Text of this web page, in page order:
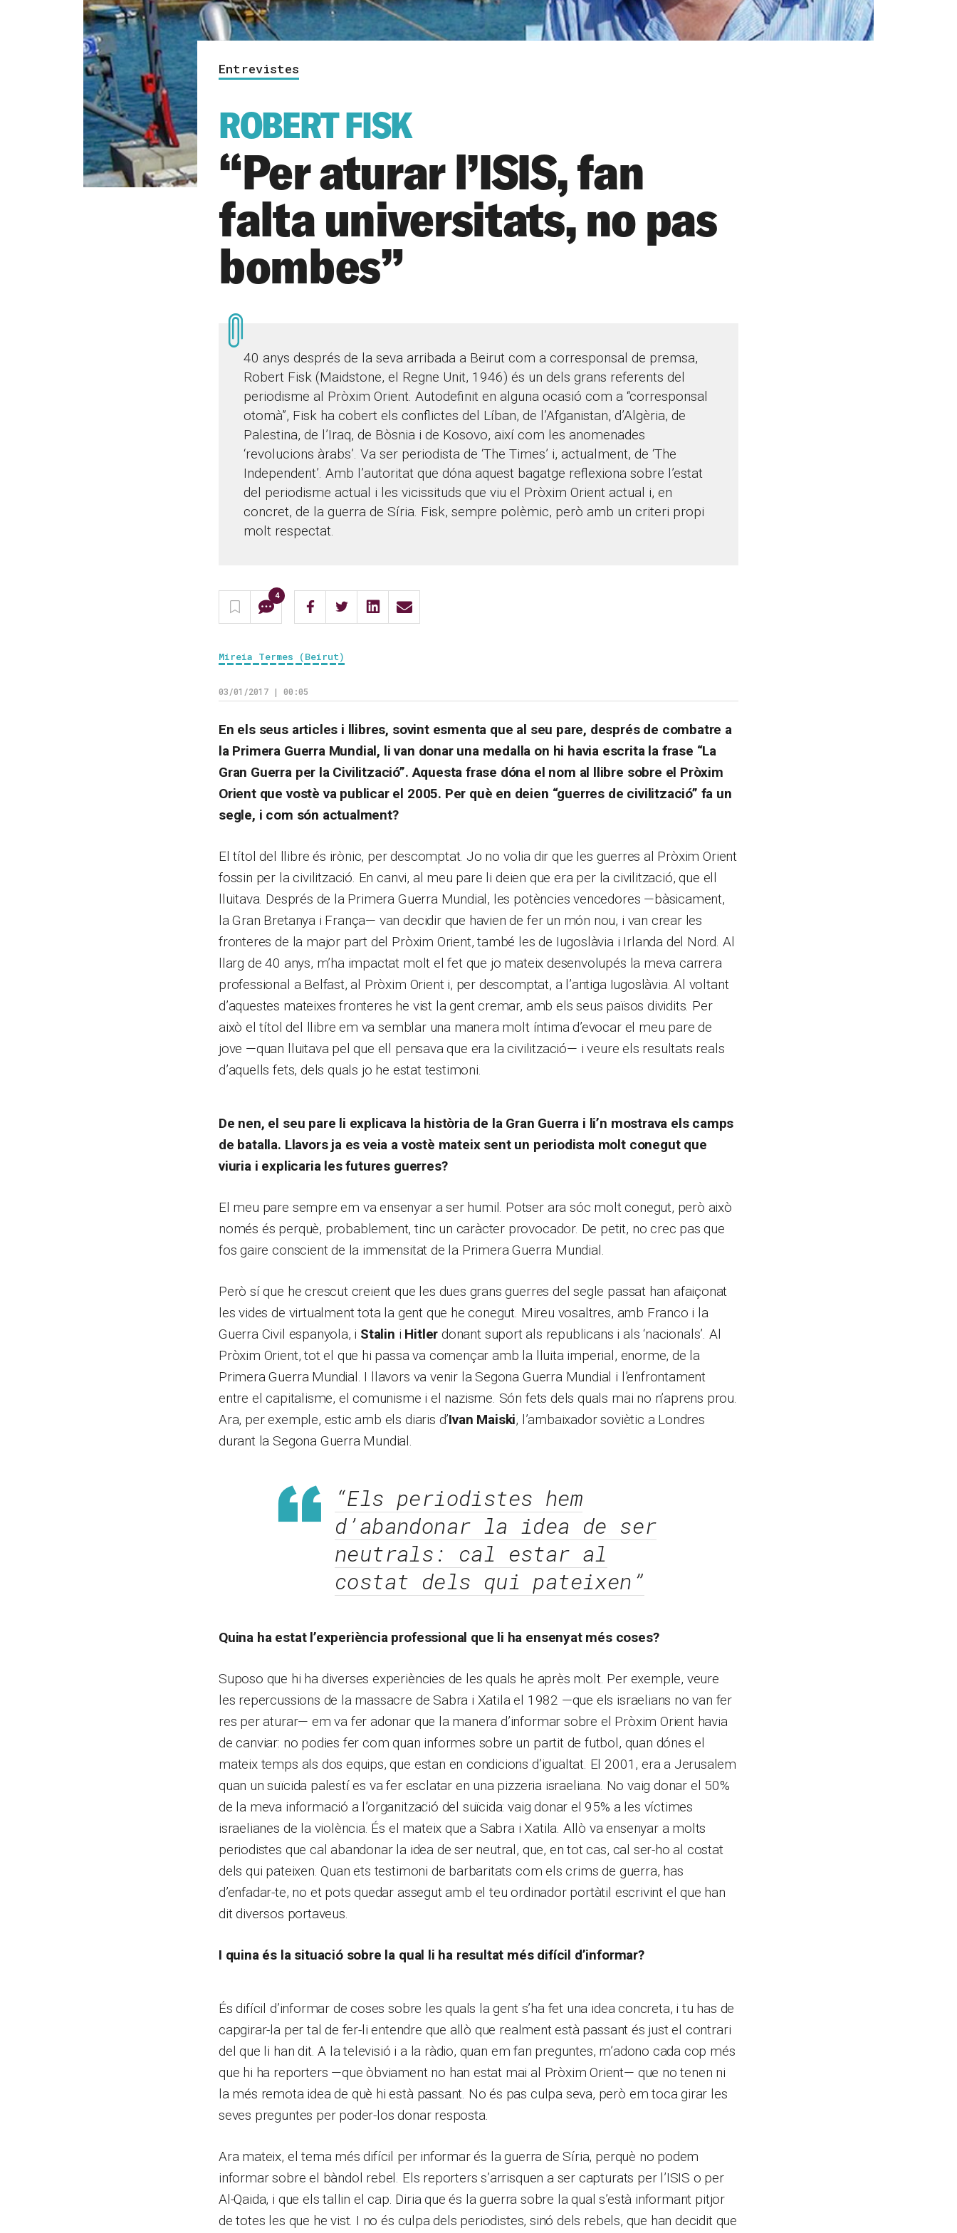
Entrevistes
ROBERT FISK
“Per aturar l’ISIS, fan
falta universitats, no pas
bombes”
40 anys després de la seva arribada a Beirut com a corresponsal de premsa,
Robert Fisk (Maidstone, el Regne Unit, 1946) és un dels grans referents del
periodisme al Pròxim Orient. Autodefinit en alguna ocasió com a “corresponsal
otomà”, Fisk ha cobert els conflictes del Líban, de l’Afganistan, d’Algèria, de
Palestina, de l’Iraq, de Bòsnia i de Kosovo, així com les anomenades
‘revolucions àrabs’. Va ser periodista de ‘The Times’ i, actualment, de ‘The
Independent’. Amb l’autoritat que dóna aquest bagatge reflexiona sobre l’estat
del periodisme actual i les vicissituds que viu el Pròxim Orient actual i, en
concret, de la guerra de Síria. Fisk, sempre polèmic, però amb un criteri propi
molt respectat.
4
Mireia Termes (Beirut)
03/01/2017 | 00:05
En els seus articles i llibres, sovint esmenta que al seu pare, després de combatre a
la Primera Guerra Mundial, li van donar una medalla on hi havia escrita la frase “La
Gran Guerra per la Civilització”. Aquesta frase dóna el nom al llibre sobre el Pròxim
Orient que vostè va publicar el 2005. Per què en deien “guerres de civilització” fa un
segle, i com són actualment?
El títol del llibre és irònic, per descomptat. Jo no volia dir que les guerres al Pròxim Orient
fossin per la civilització. En canvi, al meu pare li deien que era per la civilització, que ell
lluitava. Després de la Primera Guerra Mundial, les potències vencedores —bàsicament,
la Gran Bretanya i França— van decidir que havien de fer un món nou, i van crear les
fronteres de la major part del Pròxim Orient, també les de Iugoslàvia i Irlanda del Nord. Al
llarg de 40 anys, m’ha impactat molt el fet que jo mateix desenvolupés la meva carrera
professional a Belfast, al Pròxim Orient i, per descomptat, a l’antiga Iugoslàvia. Al voltant
d’aquestes mateixes fronteres he vist la gent cremar, amb els seus països dividits. Per
això el títol del llibre em va semblar una manera molt íntima d’evocar el meu pare de
jove —quan lluitava pel que ell pensava que era la civilització— i veure els resultats reals
d’aquells fets, dels quals jo he estat testimoni.
De nen, el seu pare li explicava la història de la Gran Guerra i li’n mostrava els camps
de batalla. Llavors ja es veia a vostè mateix sent un periodista molt conegut que
viuria i explicaria les futures guerres?
El meu pare sempre em va ensenyar a ser humil. Potser ara sóc molt conegut, però això
només és perquè, probablement, tinc un caràcter provocador. De petit, no crec pas que
fos gaire conscient de la immensitat de la Primera Guerra Mundial.
Però sí que he crescut creient que les dues grans guerres del segle passat han afaiçonat
les vides de virtualment tota la gent que he conegut. Mireu vosaltres, amb Franco i la
Guerra Civil espanyola, i Stalin i Hitler donant suport als republicans i als ‘nacionals’. Al
Pròxim Orient, tot el que hi passa va començar amb la lluita imperial, enorme, de la
Primera Guerra Mundial. I llavors va venir la Segona Guerra Mundial i l’enfrontament
entre el capitalisme, el comunisme i el nazisme. Són fets dels quals mai no n’aprens prou.
Ara, per exemple, estic amb els diaris d’Ivan Maiski, l’ambaixador soviètic a Londres
durant la Segona Guerra Mundial.
“Els periodistes hem
d’abandonar la idea de ser
neutrals: cal estar al
costat dels qui pateixen”
Quina ha estat l’experiència professional que li ha ensenyat més coses?
Suposo que hi ha diverses experiències de les quals he après molt. Per exemple, veure
les repercussions de la massacre de Sabra i Xatila el 1982 —que els israelians no van fer
res per aturar— em va fer adonar que la manera d’informar sobre el Pròxim Orient havia
de canviar: no podies fer com quan informes sobre un partit de futbol, quan dónes el
mateix temps als dos equips, que estan en condicions d’igualtat. El 2001, era a Jerusalem
quan un suïcida palestí es va fer esclatar en una pizzeria israeliana. No vaig donar el 50%
de la meva informació a l’organització del suïcida: vaig donar el 95% a les víctimes
israelianes de la violència. És el mateix que a Sabra i Xatila. Allò va ensenyar a molts
periodistes que cal abandonar la idea de ser neutral, que, en tot cas, cal ser-ho al costat
dels qui pateixen. Quan ets testimoni de barbaritats com els crims de guerra, has
d’enfadar-te, no et pots quedar assegut amb el teu ordinador portàtil escrivint el que han
dit diversos portaveus.
I quina és la situació sobre la qual li ha resultat més difícil d’informar?
És difícil d’informar de coses sobre les quals la gent s’ha fet una idea concreta, i tu has de
capgirar-la per tal de fer-li entendre que allò que realment està passant és just el contrari
del que li han dit. A la televisió i a la ràdio, quan em fan preguntes, m’adono cada cop més
que hi ha reporters —que òbviament no han estat mai al Pròxim Orient— que no tenen ni
la més remota idea de què hi està passant. No és pas culpa seva, però em toca girar les
seves preguntes per poder-los donar resposta.
Ara mateix, el tema més difícil per informar és la guerra de Síria, perquè no podem
informar sobre el bàndol rebel. Els reporters s’arrisquen a ser capturats per l’ISIS o per
Al-Qaida, i que els tallin el cap. Diria que és la guerra sobre la qual s’està informant pitjor
de totes les que he vist. I no és culpa dels periodistes, sinó dels rebels, que han decidit que